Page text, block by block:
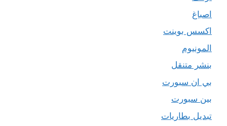
اصباغ
اكسس بوينت
المونيوم
بنشر متنقل
بي ان سبورت
بين سبورت
تبديل بطاريات